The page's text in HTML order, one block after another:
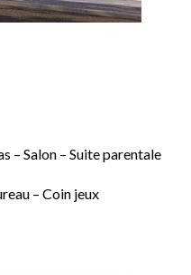
– Salon – Suite parentale
– Coin jeux